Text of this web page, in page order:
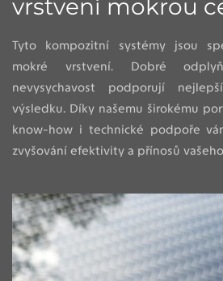
vrstvení mokrou
Tyto kompozitní systémy jsou
mokré vrstvení. Dobré
nevysychavost podporují
výsledku. Díky našemu širokému
know-how i technické podpoře
zvyšování efektivity a přínosů